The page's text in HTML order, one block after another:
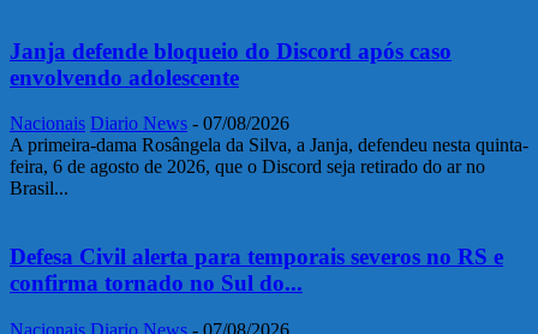
Janja defende bloqueio do Discord após caso
envolvendo adolescente
Nacionais Diario News - 07/08/2026
A primeira-dama Rosângela da Silva, a Janja, defendeu nesta quinta-
feira, 6 de agosto de 2026, que o Discord seja retirado do ar no
Brasil...
Defesa Civil alerta para temporais severos no RS e
confirma tornado no Sul do...
Nacionais Diario News - 07/08/2026